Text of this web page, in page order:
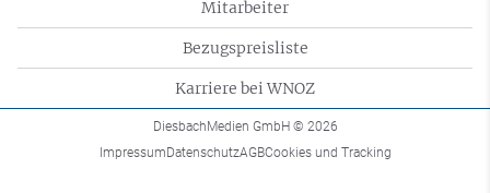
Mitarbeiter
Bezugspreisliste
Karriere bei WNOZ
DiesbachMedien GmbH © 2026
ImpressumDatenschutzAGBCookies und Tracking